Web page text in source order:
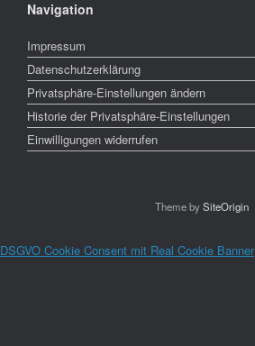
Navigation
Impressum
Datenschutzerklärung
Privatsphäre-Einstellungen ändern
Historie der Privatsphäre-Einstellungen
Einwilligungen widerrufen
Theme bySiteOrigin
DSGVO Cookie Consent mit Real Cookie Banner